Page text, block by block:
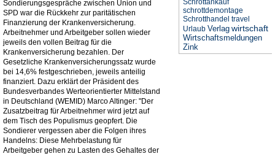
Sondierungsgespräche zwischen Union und
SPD war die Rückkehr zur paritätischen
Finanzierung der Krankenversicherung.
Arbeitnehmer und Arbeitgeber sollen wieder
jeweils den vollen Beitrag für die
Krankenversicherung bezahlen. Der
Gesetzliche Krankenversicherungssatz wurde
bei 14,6% festgeschrieben, jeweils anteilig
finanziert. Dazu erklärt der Präsident des
Bundesverbandes Werteorientierter Mittelstand
in Deutschland (WEMID) Marco Altinger: "Der
Zusatzbeitrag für Arbeitnehmer wird jetzt auf
dem Tisch des Populismus geopfert. Die
Sondierer vergessen aber die Folgen ihres
Handelns: Diese Mehrbelastung für
Arbeitgeber gehen zu Lasten des Gehaltes der
Schrottankauf
schrottdemontage
Schrotthandel travel
Urlaub Verlag wirtschaft
Wirtschaftsmeldungen
Zink